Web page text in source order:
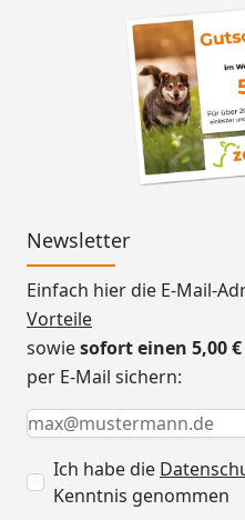
Newsletter
Einfach hier die E-Mail-
Vorteile
sowiesofort einen 5,00
per E-Mail sichern:
Keine Eingabe
Eingabe erforderlich
E-Mail *
Ich habe die
Kenntnis genommen